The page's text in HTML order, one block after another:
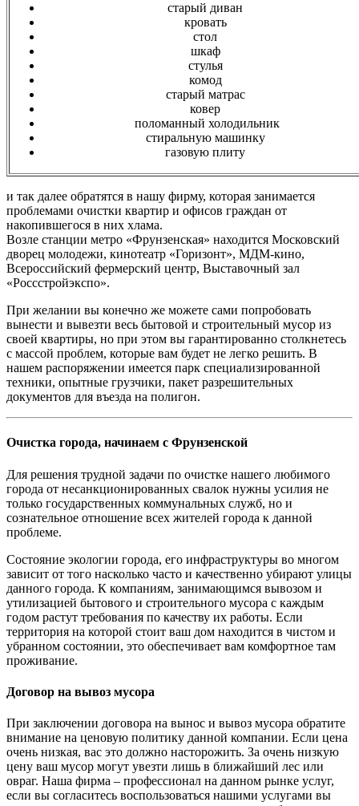
старый диван
кровать
стол
шкаф
стулья
комод
старый матрас
ковер
поломанный холодильник
стиральную машинку
газовую плиту
и так далее обратятся в нашу фирму, которая занимается
проблемами очистки квартир и офисов граждан от
накопившегося в них хлама.
Возле станции метро «Фрунзенская» находится Московский
дворец молодежи, кинотеатр «Горизонт», МДМ-кино,
Всероссийский фермерский центр, Выставочный зал
«Россстройэкспо».
При желании вы конечно же можете сами попробовать
вынести и вывезти весь бытовой и строительный мусор из
своей квартиры, но при этом вы гарантированно столкнетесь
с массой проблем, которые вам будет не легко решить. В
нашем распоряжении имеется парк специализированной
техники, опытные грузчики, пакет разрешительных
документов для въезда на полигон.
Очистка города, начинаем с Фрунзенской
Для решения трудной задачи по очистке нашего любимого
города от несанкционированных свалок нужны усилия не
только государственных коммунальных служб, но и
сознательное отношение всех жителей города к данной
проблеме.
Состояние экологии города, его инфраструктуры во многом
зависит от того насколько часто и качественно убирают улицы
данного города. К компаниям, занимающимся вывозом и
утилизацией бытового и строительного мусора с каждым
годом растут требования по качеству их работы. Если
территория на которой стоит ваш дом находится в чистом и
убранном состоянии, это обеспечивает вам комфортное там
проживание.
Договор на вывоз мусора
При заключении договора на вынос и вывоз мусора обратите
внимание на ценовую политику данной компании. Если цена
очень низкая, вас это должно насторожить. За очень низкую
цену ваш мусор могут увезти лишь в ближайший лес или
овраг. Наша фирма – профессионал на данном рынке услуг,
если вы согласитесь воспользоваться нашими услугами вы